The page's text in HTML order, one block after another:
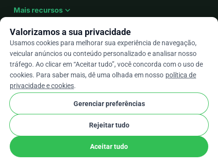
Mais recursos expand_more
Ptarrow_drop_down
★★★★★4,9 / 5 com base em mais de 500 avaliações
WhyDonate Privacidade e cookies
Termos e condições
Configurações de Cookies
stripe checkParceiro Verificado
Valorizamos a sua privacidade
Usamos cookies para melhorar sua experiência de navegação,
veicular anúncios ou conteúdo personalizado e analisar nosso
tráfego. Ao clicar em “Aceitar tudo”, você concorda com o uso de
cookies. Para saber mais, dê uma olhada em nosso política de
privacidade e cookies.
Gerenciar preferências
Rejeitar tudo
Aceitar tudo